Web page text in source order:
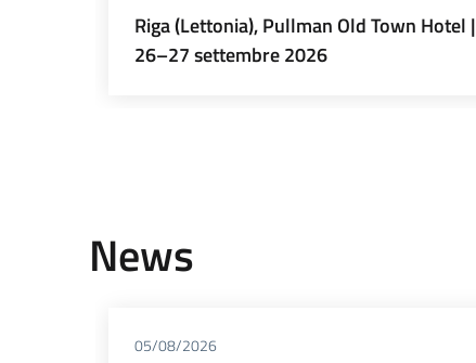
Riga (Lettonia), Pullman Old Town Hotel |
26–27 settembre 2026
News
05/08/2026